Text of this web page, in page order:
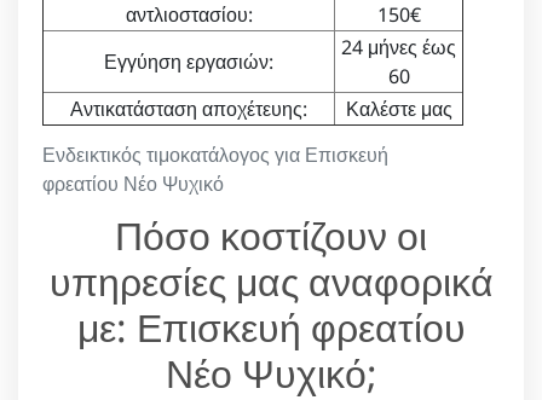
Ενδεικτικός τιμοκατάλογος για Επισκευή
φρεατίου Νέο Ψυχικό
αντλιοστασίου:
150€
Εγγύηση εργασιών:
24 μήνες έως
60
Αντικατάσταση αποχέτευης:
Καλέστε μας
Πόσο κοστίζουν οι
υπηρεσίες μας αναφορικά
με: Επισκευή φρεατίου
Νέο Ψυχικό;